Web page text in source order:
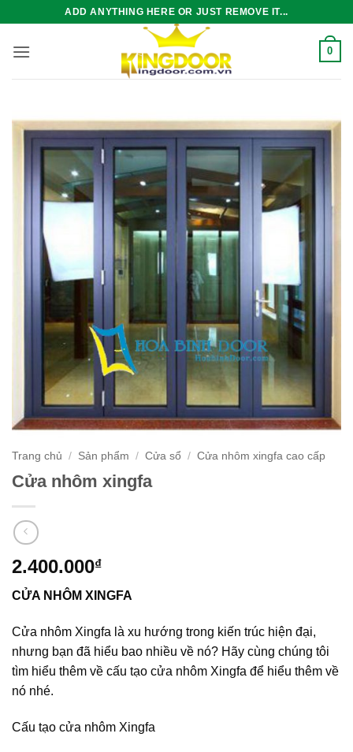
nội
ADD ANYTHING HERE OR JUST REMOVE IT...
0
Trang chủ / Sản phẩm / Cửa sổ / Cửa nhôm xingfa cao cấp
Cửa nhôm xingfa
2.400.000₫
CỬA NHÔM XINGFA
Cửa nhôm Xingfa là xu hướng trong kiến trúc hiện đại,
nhưng bạn đã hiểu bao nhiều về nó? Hãy cùng chúng tôi
tìm hiểu thêm về cấu tạo cửa nhôm Xingfa để hiểu thêm về
nó nhé.
Cấu tạo cửa nhôm Xingfa